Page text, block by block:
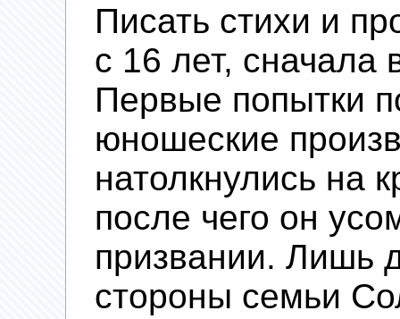
Писать стихи и
с 16 лет, сначала
Первые попытки
юношеские
натолкнулись на
после чего он
призвании. Лишь
стороны семьи